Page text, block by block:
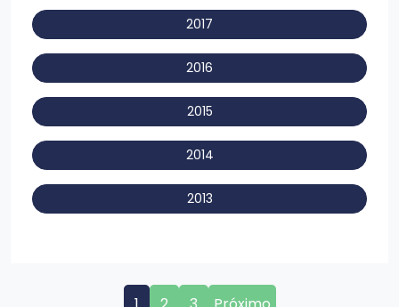
2017
2016
2015
2014
2013